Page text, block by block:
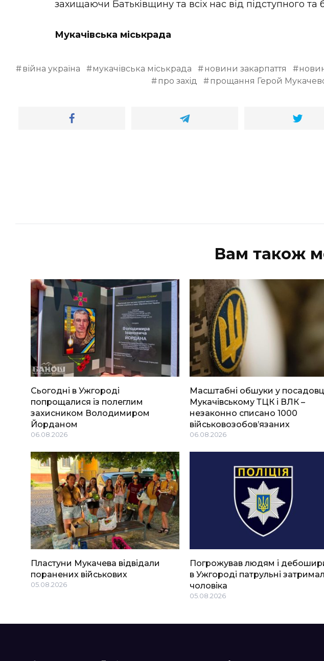
захищаючи Батьківщину та всіх нас від підступного та
Мукачівська міськрада
війна україна мукачівська міськрада новини закарпаття
про захід
прощання Герой
Вам також
Сьогодні в Ужгороді
попрощалися із полеглим
захисником Володимиром
Йорданом
06.08.2026
Масштабні обшуки у
Мукачівському ТЦК і ВЛК –
незаконно списано 1000
військовозобов’язаних
06.08.2026
Пластуни Мукачева відвідали
поранених військових
05.08.2026
Погрожував людям і
в Ужгороді патрульні
чоловіка
05.08.2026